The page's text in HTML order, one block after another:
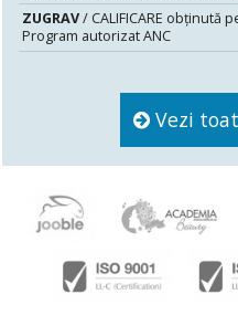
ZUGRAV/ CALIFICARE obținută
Program autorizat ANC
Vezi